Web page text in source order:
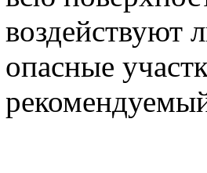
воздействуют
опасные